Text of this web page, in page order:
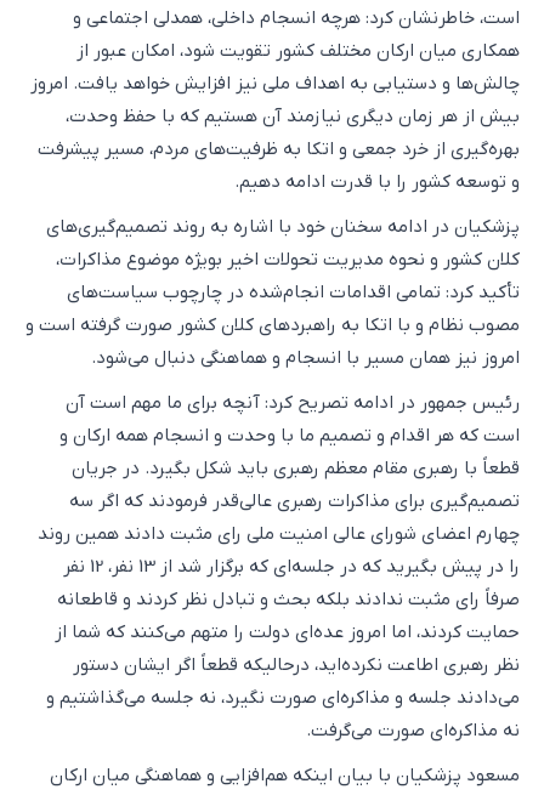
است، خاطرنشان کرد: هرچه انسجام داخلی، همدلی اجتماعی و
همکاری میان ارکان مختلف کشور تقویت شود، امکان عبور از
چالش‌ها و دستیابی به اهداف ملی نیز افزایش خواهد یافت. امروز
بیش از هر زمان دیگری نیازمند آن هستیم که با حفظ وحدت،
بهره‌گیری از خرد جمعی و اتکا به ظرفیت‌های مردم، مسیر پیشرفت
و توسعه کشور را با قدرت ادامه دهیم.
پزشکیان در ادامه سخنان خود با اشاره به روند تصمیم‌گیری‌های
کلان کشور و نحوه مدیریت تحولات اخیر بویژه موضوع مذاکرات،
تأکید کرد: تمامی اقدامات انجام‌شده در چارچوب سیاست‌های
مصوب نظام و با اتکا به راهبردهای کلان کشور صورت گرفته است و
امروز نیز همان مسیر با انسجام و هماهنگی دنبال می‌شود.
رئیس جمهور در ادامه تصریح کرد‌: آنچه برای ما مهم است آن
است که هر اقدام و تصمیم ما با وحدت و انسجام همه ارکان و
قطعاً با رهبری مقام معظم رهبری باید شکل بگیرد. در جریان
تصمیم‌گیری برای مذاکرات رهبری عالی‌قدر فرمودند که اگر سه
چهارم اعضای شورای عالی امنیت ملی رای مثبت دادند همین روند
را در پیش بگیرید که در جلسه‌ای که برگزار شد از 13 نفر، 12 نفر
صرفاً رای مثبت ندادند بلکه بحث و تبادل نظر کردند و قاطعانه
حمایت کردند، اما امروز عده‌ای دولت را متهم می‌کنند که شما از
نظر رهبری اطاعت نکرده‌اید، درحالیکه قطعاً اگر ایشان دستور
می‌دادند جلسه و مذاکره‌ای صورت نگیرد، نه جلسه می‌گذاشتیم و
نه مذاکره‌ای صورت می‌گرفت.
مسعود پزشکیان با بیان اینکه هم‌افزایی و هماهنگی میان ارکان